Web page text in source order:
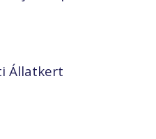
Állatkert